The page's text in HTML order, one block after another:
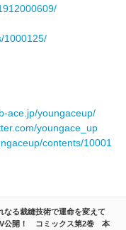
る裁縫技術で運命を変えて
公開！ コミックス第2巻 本
1000125/
ace.jp/youngaceup/
youngace_up
contents/10001